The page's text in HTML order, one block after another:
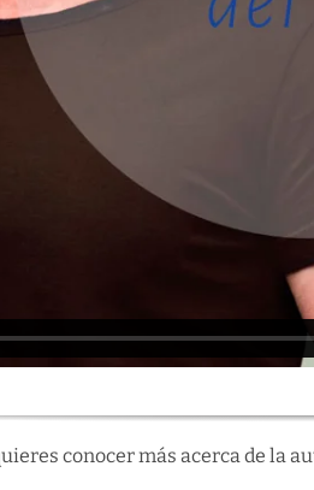
conocer más acerca de la